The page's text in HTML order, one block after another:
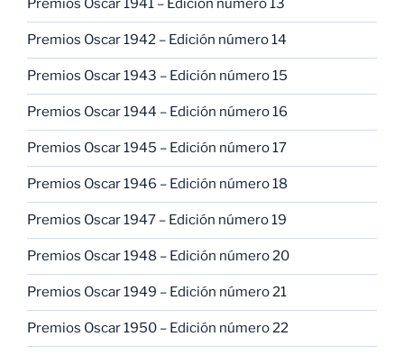
Premios Oscar 1941 – Edición número 13
Premios Oscar 1942 – Edición número 14
Premios Oscar 1943 – Edición número 15
Premios Oscar 1944 – Edición número 16
Premios Oscar 1945 – Edición número 17
Premios Oscar 1946 – Edición número 18
Premios Oscar 1947 – Edición número 19
Premios Oscar 1948 – Edición número 20
Premios Oscar 1949 – Edición número 21
Premios Oscar 1950 – Edición número 22